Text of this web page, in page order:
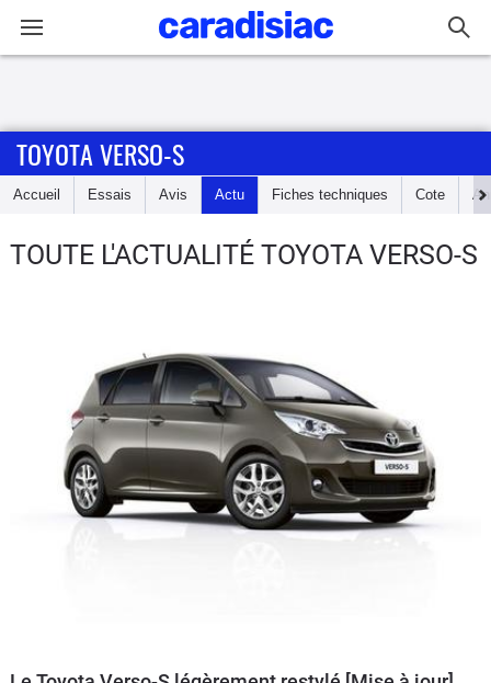
Accueil
Essais
Electriques
Utilitaires
TOYOTA VERSO-S
Accueil Essais Avis Actu Fiches techniques Cote
TOUTE L'ACTUALITÉ TOYOTA VERSO-S